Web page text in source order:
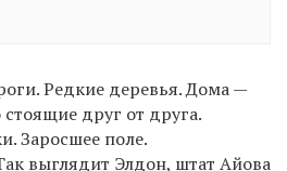
Редкие деревья. Дома —
друг от друга.
Заросшее поле.
выглядит Элдон, штат Айова